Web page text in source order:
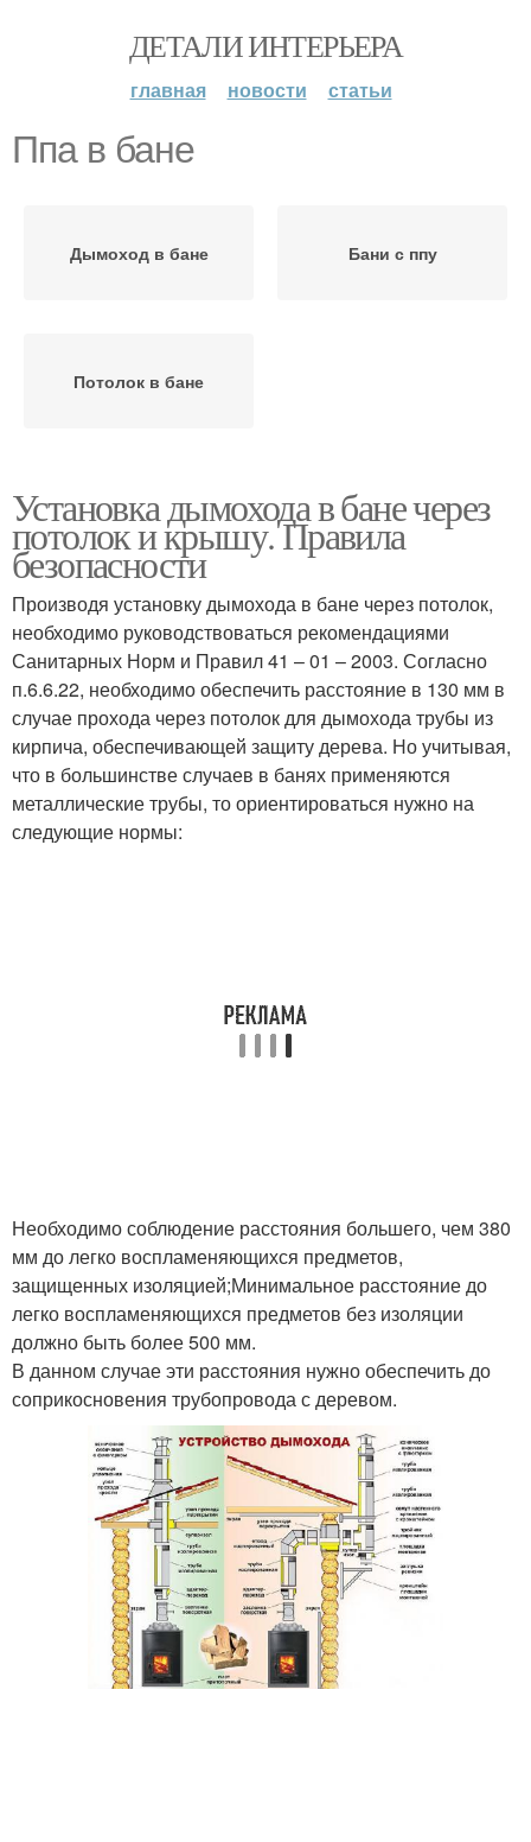
ДЕТАЛИ ИНТЕРЬЕРА
главная новости статьи
Ппа в бане
Дымоход в бане Бани с ппу
Потолок в бане
Установка дымохода в бане через
потолок и крышу. Правила
безопасности
Производя установку дымохода в бане через потолок,
необходимо руководствоваться рекомендациями
Санитарных Норм и Правил 41 – 01 – 2003. Согласно
п.6.6.22, необходимо обеспечить расстояние в 130 мм в
случае прохода через потолок для дымохода трубы из
кирпича, обеспечивающей защиту дерева. Но учитывая,
что в большинстве случаев в банях применяются
металлические трубы, то ориентироваться нужно на
следующие нормы:
Необходимо соблюдение расстояния большего, чем 380
мм до легко воспламеняющихся предметов,
защищенных изоляцией;Минимальное расстояние до
легко воспламеняющихся предметов без изоляции
должно быть более 500 мм.
В данном случае эти расстояния нужно обеспечить до
соприкосновения трубопровода с деревом.